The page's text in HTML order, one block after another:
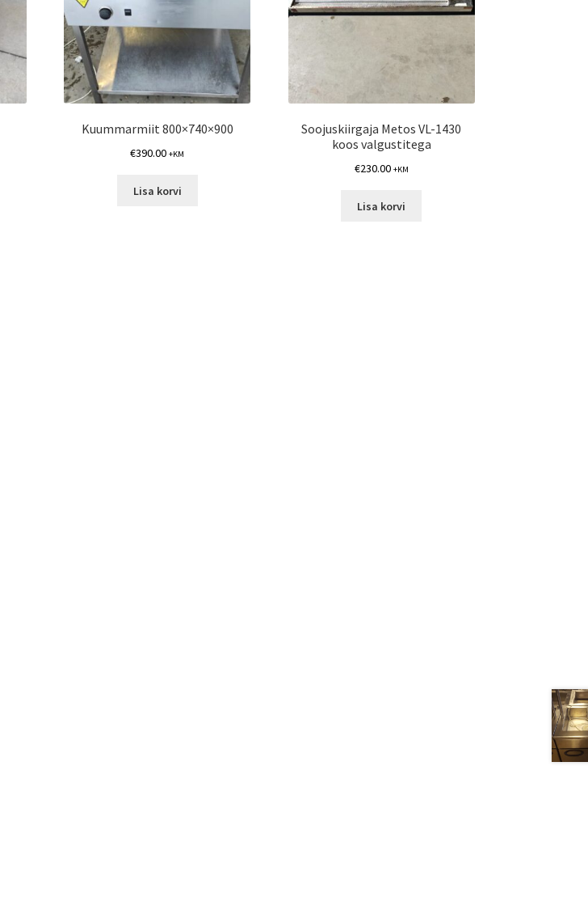
Kuummarmiit 800×740×900
€390.00 +KM
Lisa korvi
Soojuskiirgaja Metos VL-1430
koos valgustitega
€230.00 +KM
Lisa korvi